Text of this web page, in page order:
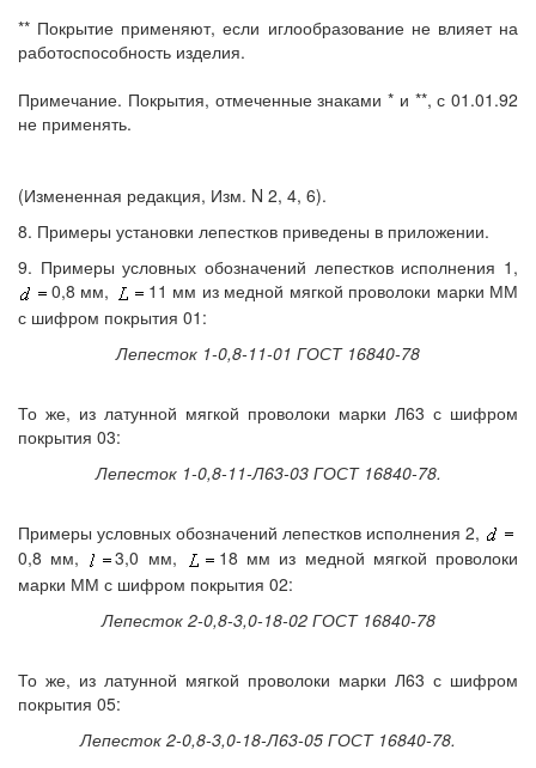
** Покрытие применяют, если иглообразование не влияет на
работоспособность изделия.
Примечание. Покрытия, отмеченные знаками * и **, с 01.01.92
не применять.
(Измененная редакция, Изм. N 2, 4, 6).
8. Примеры установки лепестков приведены в приложении.
9. Примеры условных обозначений лепестков исполнения 1,
0,8 мм,
11 мм из медной мягкой проволоки марки ММ
с шифром покрытия 01:
Лепесток 1-0,8-11-01 ГОСТ 16840-78
То же, из латунной мягкой проволоки марки Л63 с шифром
покрытия 03:
Лепесток 1-0,8-11-Л63-03 ГОСТ 16840-78.
Примеры условных обозначений лепестков исполнения 2,
0,8 мм,
3,0 мм,
18 мм из медной мягкой проволоки
марки ММ с шифром покрытия 02:
Лепесток 2-0,8-3,0-18-02 ГОСТ 16840-78
То же, из латунной мягкой проволоки марки Л63 с шифром
покрытия 05:
Лепесток 2-0,8-3,0-18-Л63-05 ГОСТ 16840-78.